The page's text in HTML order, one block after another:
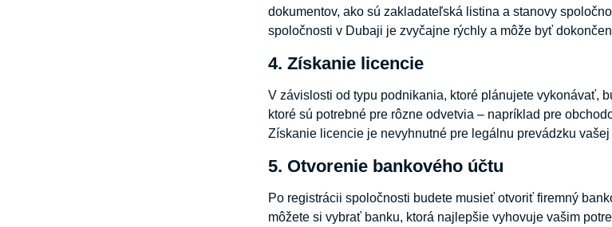
dokumentov, ako sú zakladateľská listina a stanovy
spoločnosti v Dubaji je zvyčajne rýchly a môže byť
4. Získanie licencie
V závislosti od typu podnikania, ktoré plánujete vykonávať,
ktoré sú potrebné pre rôzne odvetvia – napríklad pre
Získanie licencie je nevyhnutné pre legálnu prevádzku
5. Otvorenie bankového účtu
Po registrácii spoločnosti budete musieť otvoriť firemný
môžete si vybrať banku, ktorá najlepšie vyhovuje vašim